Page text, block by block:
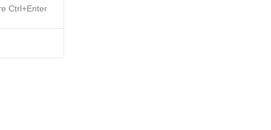
Ctrl+Enter